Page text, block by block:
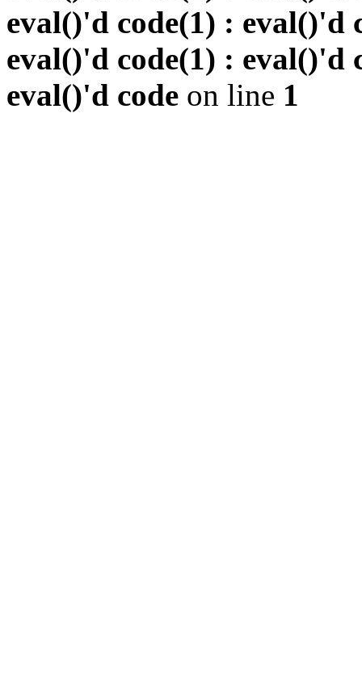
eval()'d code(1) : eval()'d
eval()'d code(1) : eval()'d
eval()'d code on line 1